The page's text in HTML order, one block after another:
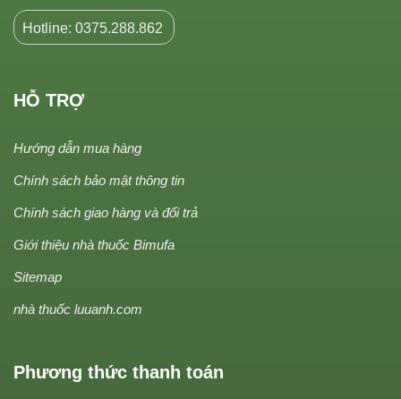
Hotline: 0375.288.862
HỖ TRỢ
Hướng dẫn mua hàng
Chính sách bảo mật thông tin
Chính sách giao hàng và đổi trả
Giới thiệu nhà thuốc Bimufa
Sitemap
nhà thuốc luuanh.com
Phương thức thanh toán